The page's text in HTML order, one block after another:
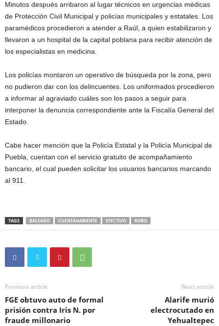
Minutos después arribaron al lugar técnicos en urgencias médicas
de Protección Civil Municipal y policías municipales y estatales. Los
paramédicos procedieron a atender a Raúl, a quien estabilizaron y
llevaron a un hospital de la capital poblana para recibir atención de
los especialistas en medicina.
Los policías montaron un operativo de búsqueda por la zona, pero
no pudieron dar con los delincuentes. Los uniformados procedieron
a informar al agraviado cuáles son los pasos a seguir para
interponer la denuncia correspondiente ante la Fiscalía General del
Estado.
Cabe hacer mención que la Policía Estatal y la Policía Municipal de
Puebla, cuentan con el servicio gratuito de acompañamiento
bancario, el cual pueden solicitar los usuarios bancarios marcando
al 911.
TAGS BALEADO CUENTAHABIENTE EFECTIVO ROBO
Previous article
FGE obtuvo auto de formal
prisión contra Iris N. por
fraude millonario
Next article
Alarife murió
electrocutado en
Yehualtepec